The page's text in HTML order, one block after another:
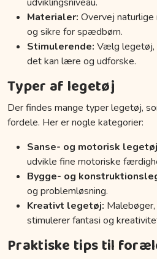
Materialer: Overvej
og sikre for spædbørn.
Stimulerende: Vælg legetøj,
det kan lære og udforske.
Typer af legetøj
Der findes mange typer legetøj,
fordele. Her er nogle kategorier:
Sanse- og motorisk
udvikle fine motoriske
Bygge- og
og problemløsning.
Kreativt legetøj:
stimulerer fantasi og
Praktiske tips til